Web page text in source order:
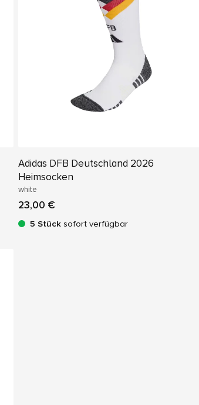
Adidas DFB Deutschland 2026
Heimsocken
white
23,00 €
5 Stück sofort verfügbar